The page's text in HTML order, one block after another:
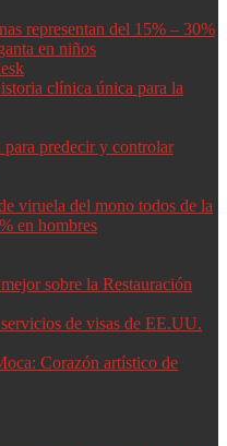
representan del 15% – 30%
en niños
clínica única para la
predecir y controlar
viruela del mono todos de la
en hombres
sobre la Restauración
de visas de EE.UU.
Corazón artístico de